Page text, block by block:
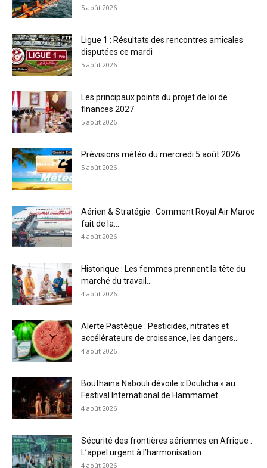
5 août 2026
Ligue 1 : Résultats des rencontres amicales
disputées ce mardi
5 août 2026
Les principaux points du projet de loi de
finances 2027
5 août 2026
Prévisions météo du mercredi 5 août 2026
5 août 2026
Aérien & Stratégie : Comment Royal Air Maroc
fait de la...
4 août 2026
Historique : Les femmes prennent la tête du
marché du travail...
4 août 2026
Alerte Pastèque : Pesticides, nitrates et
accélérateurs de croissance, les dangers...
4 août 2026
Bouthaina Nabouli dévoile « Doulicha » au
Festival International de Hammamet
4 août 2026
Sécurité des frontières aériennes en Afrique :
L’appel urgent à l’harmonisation...
4 août 2026